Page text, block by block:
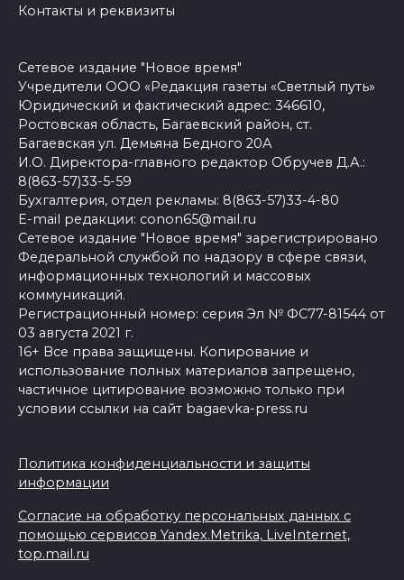
Контакты и реквизиты
Сетевое издание "Новое время"
Учредители ООО «Редакция газеты «Светлый путь»
Юридический и фактический адрес: 346610,
Ростовская область, Багаевский район, ст.
Багаевская ул. Демьяна Бедного 20А
И.О. Директора-главного редактор Обручев Д.А.:
8(863-57)33-5-59
Бухгалтерия, отдел рекламы: 8(863-57)33-4-80
E-mail редакции: conon65@mail.ru
Сетевое издание "Новое время" зарегистрировано
Федеральной службой по надзору в сфере связи,
информационных технологий и массовых
коммуникаций.
Регистрационный номер: серия Эл № ФС77-81544 от
03 августа 2021 г.
16+ Все права защищены. Копирование и
использование полных материалов запрещено,
частичное цитирование возможно только при
условии ссылки на сайт bagaevka-press.ru
Политика конфиденциальности и защиты
информации
Согласие на обработку персональных данных с
помощью сервисов Yandex.Metrika, LiveInternet,
top.mail.ru